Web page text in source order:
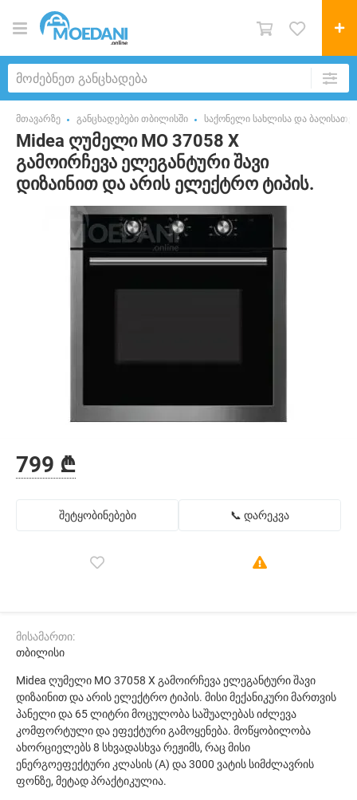
მთავარზე განცხადებები თბილისში საქონელი სახლისა და
Midea ღუმელი MO 37058 X
გამოირჩევა ელეგანტური შავი
დიზაინით და არის ელექტრო ტიპის.
799 ₾
შეტყობინებები 📞 დარეკვა
მისამართი:
თბილისი
Midea ღუმელი MO 37058 X გამოირჩევა ელეგანტური შავი
დიზაინით და არის ელექტრო ტიპის. მისი მექანიკური მართვის
პანელი და 65 ლიტრი მოცულობა საშუალებას იძლევა
კომფორტული და ეფექტური გამოყენება. მოწყობილობა
ახორციელებს 8 სხვადასხვა რეჟიმს, რაც მისი
ენერგოეფექტური კლასის (A) და 3000 ვატის სიმძლავრის
ფონზე, მეტად პრაქტიკულია.